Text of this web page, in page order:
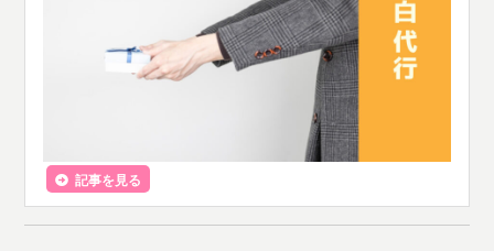
記事を見る